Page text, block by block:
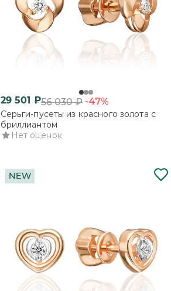
29 501 ₽56 030₽ -47%
Серьги-пусеты из красного золота с
бриллиантом
Нет оценок